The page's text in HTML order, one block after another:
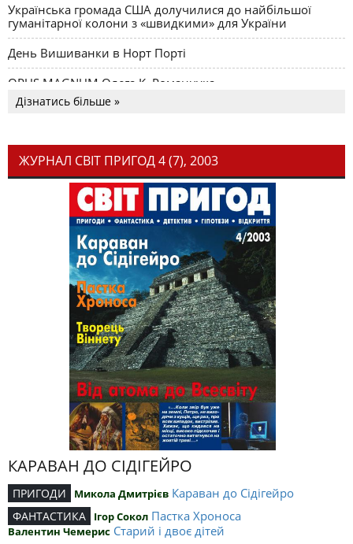
Українська громада США долучилися до найбільшої
гуманітарної колони з «швидкими» для України
День Вишиванки в Норт Порті
OPUS MAGNUM Олега К. Романчука
Дізнатись більше »
ЖУРНАЛ СВІТ ПРИГОД 4 (7), 2003
КАРАВАН ДО СІДІГЕЙРО
ПРИГОДИ Микола Дмитрієв Караван до Сідігейро
ФАНТАСТИКА Ігор Сокол Пастка Хроноса
Валентин Чемерис Старий і двоє дітей